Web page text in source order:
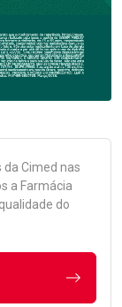
da Cimed nas
a Farmácia
do